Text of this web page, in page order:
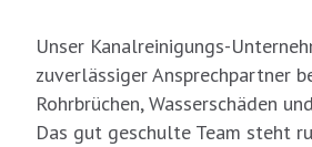
Unser Kanalreinigungs-
zuverlässiger Ansprechpartner
Rohrbrüchen, Wasserschäden
Das gut geschulte Team steht